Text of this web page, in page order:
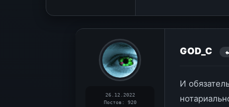
26.12.2022
Постов: 920
GOD_C
И